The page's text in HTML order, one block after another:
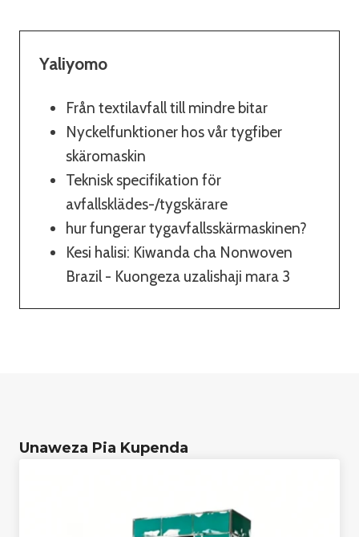
Yaliyomo
Från textilavfall till mindre bitar
Nyckelfunktioner hos vår tygfiber
skäromaskin
Teknisk specifikation för
avfallsklädes-/tygskärare
hur fungerar tygavfallsskärmaskinen?
Kesi halisi: Kiwanda cha Nonwoven
Brazil - Kuongeza uzalishaji mara 3
Unaweza Pia Kupenda